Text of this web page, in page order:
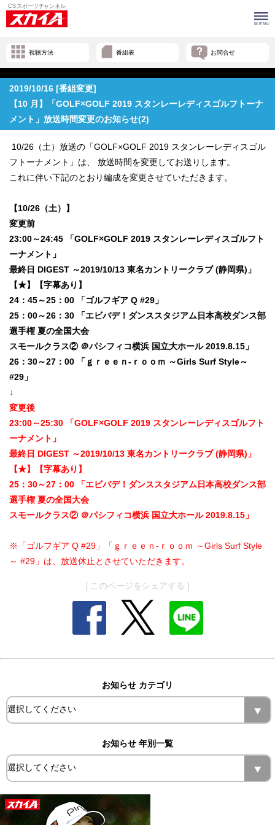
視聴方法 番組表 お問合せ
2019/10/16 [番組変更]
【10 月】「GOLF×GOLF 2019 スタンレーレディスゴルフトーナ
メント」放送時間変更のお知らせ(2)
10/26（土）放送の「GOLF×GOLF 2019 スタンレーレディスゴル
フトーナメント」は、 放送時間を変更してお送りします。
これに伴い下記のとおり編成を変更させていただきます。
【10/26（土）】
変更前
23:00～24:45 「GOLF×GOLF 2019 スタンレーレディスゴルフト
ーナメント」
最終日 DIGEST ～2019/10/13 東名カントリークラブ (静岡県)」
【★】【字幕あり】
24：45～25：00 「ゴルフギア Q #29」
25：00～26：30 「エビバデ！ダンススタジアム日本高校ダンス部
選手権 夏の全国大会
スモールクラス② ＠パシフィコ横浜 国立大ホール 2019.8.15」
26：30～27：00 「ｇｒｅｅｎ-ｒｏｏｍ ～Girls Surf Style～
#29」
↓
変更後
23:00～25:30 「GOLF×GOLF 2019 スタンレーレディスゴルフト
ーナメント」
最終日 DIGEST ～2019/10/13 東名カントリークラブ (静岡県)」
【★】【字幕あり】
25：30～27：00 「エビバデ！ダンススタジアム日本高校ダンス部
選手権 夏の全国大会
スモールクラス② ＠パシフィコ横浜 国立大ホール 2019.8.15」
※「ゴルフギア Q #29」「ｇｒｅｅｎ-ｒｏｏｍ ～Girls Surf Style
～ #29」は、放送休止とさせていただきます。
[ このページをシェアする ]
お知らせ カテゴリ
お知らせ 年別一覧